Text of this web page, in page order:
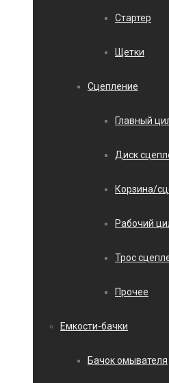
Стартер
Щетки
Сцепление
Главный
Диск
Корзина/
Рабочий
Трос
Прочее
Емкости-бачки
Бачок омывателя